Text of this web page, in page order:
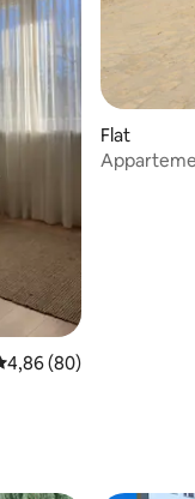
4,86 (80)
Flat